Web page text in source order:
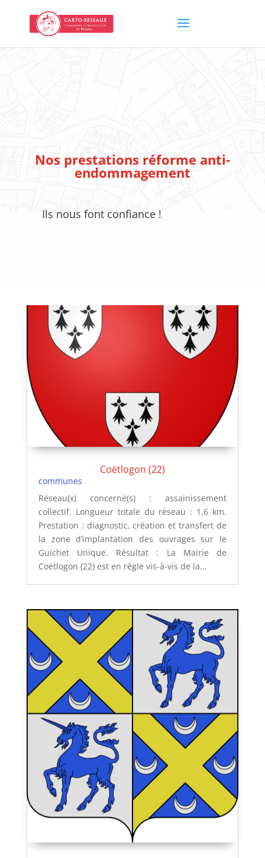
Nos prestations réforme anti-
endommagement
Ils nous font confiance !
Coëtlogon (22)
communes
Réseau(x) concerné(s) : assainissement
collectif. Longueur totale du réseau : 1,6 km.
Prestation : diagnostic, création et transfert de
la zone d’implantation des ouvrages sur le
Guichet Unique. Résultat : La Mairie de
Coëtlogon (22) est en règle vis-à-vis de la...